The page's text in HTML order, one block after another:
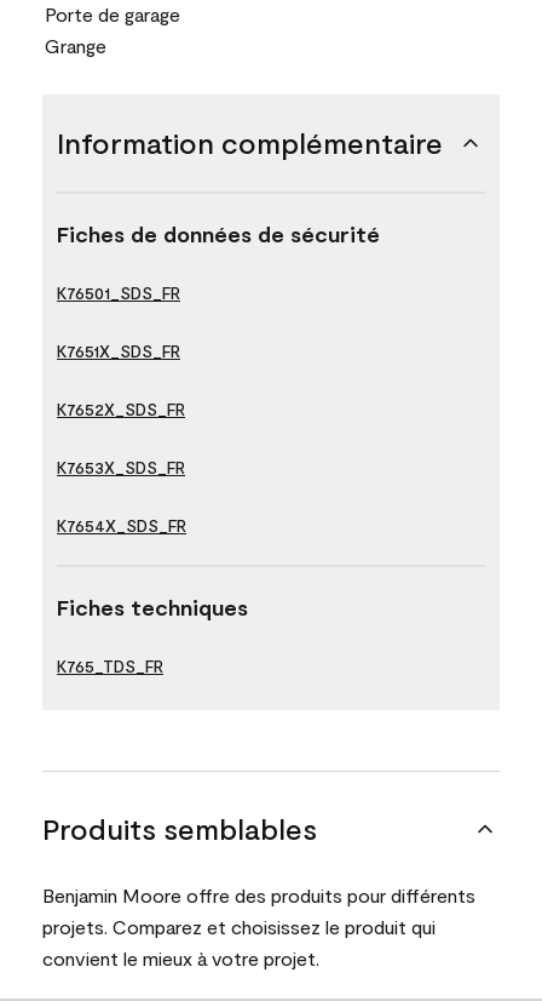
Porte de garage
Grange
Information complémentaire
Fiches de données de sécurité
K76501_SDS_FR
K7651X_SDS_FR
K7652X_SDS_FR
K7653X_SDS_FR
K7654X_SDS_FR
Fiches techniques
K765_TDS_FR
Produits semblables
Benjamin Moore offre des produits pour différents
projets. Comparez et choisissez le produit qui
convient le mieux à votre projet.